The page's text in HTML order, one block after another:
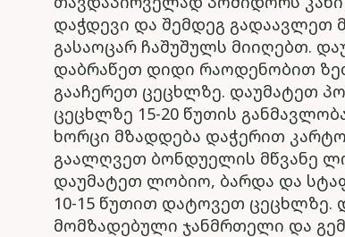
დაჭდევი და შემდეგ გადაავლეთ
გასაოცარ ჩაშუშულს მიიღებთ.
დაბრაწეთ დიდი რაოდენობით
გააჩერეთ ცეცხლზე. დაუმატეთ
ცეცხლზე 15-20 წუთის
ხორცი მზადდება დაჭერით
გაალღვეთ ბონდუელის მწვანე
დაუმატეთ ლობიო, ბარდა და
10-15 წუთით დატოვეთ ცეცხლზე.
მომზადებული ჯანმრთელი და